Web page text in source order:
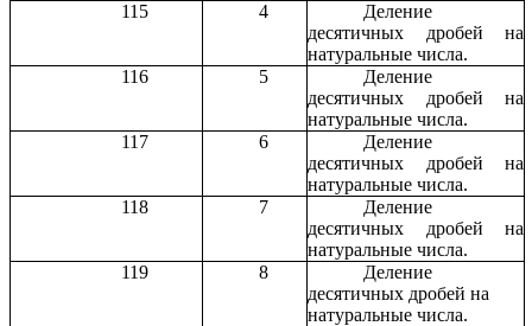
115
4
Деление
десятичных дробей на
натуральные числа.
116
5
Деление
десятичных дробей на
натуральные числа.
117
6
Деление
десятичных дробей на
натуральные числа.
118
7
Деление
десятичных дробей на
натуральные числа.
119
8
Деление
десятичных дробей на
натуральные числа.